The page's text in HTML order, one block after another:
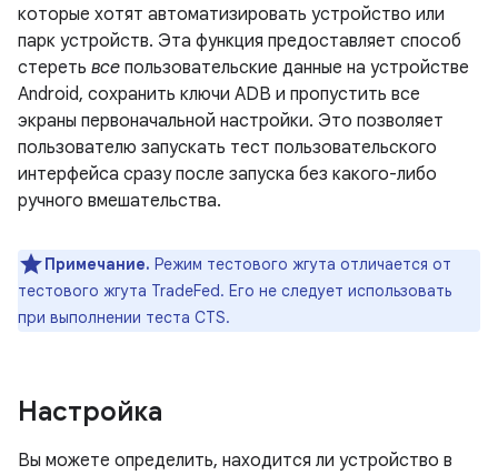
которые хотят автоматизировать устройство или
парк устройств. Эта функция предоставляет способ
стереть все пользовательские данные на устройстве
Android, сохранить ключи ADB и пропустить все
экраны первоначальной настройки. Это позволяет
пользователю запускать тест пользовательского
интерфейса сразу после запуска без какого-либо
ручного вмешательства.
Примечание. Режим тестового жгута отличается от
тестового жгута TradeFed. Его не следует использовать
при выполнении теста CTS.
Настройка
Вы можете определить, находится ли устройство в